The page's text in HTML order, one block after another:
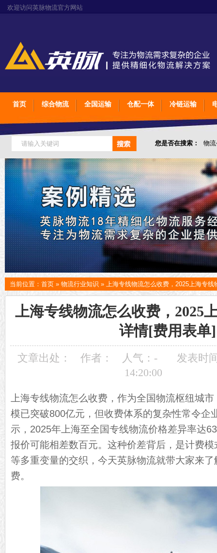
欢迎访问英脉物流官方网站
首页 综合物流 全国运输 仓配一体 冷链运输
您是否在搜索： 物
仓储综合专业定制物
当前位置： 首页 » 物流行业知识 » 上海专线物流怎么收费，2025上海专
上海专线物流怎么收费，2025
详情[费用表单]
文章出处： 作者： 人气： -
发表时
14:20:00
上海专线物流怎么收费，作为全国物流枢纽城
模已突破800亿元，但收费体系的复杂性常令企
示，2025年上海至全国专线物流价格差异率达
报价可能相差数百元。这种价差背后，是计费
等多重变量的交织，今天英脉物流就带大家来
费。